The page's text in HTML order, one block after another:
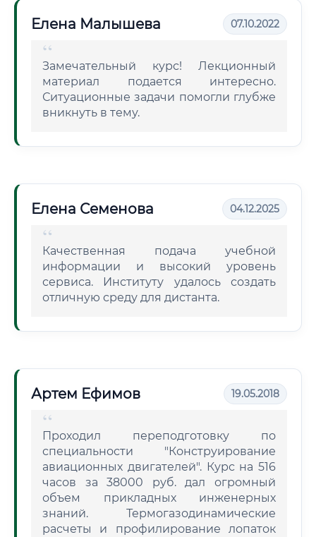
Елена Малышева 07.10.2022
Замечательный курс! Лекционный
материал подается интересно.
Ситуационные задачи помогли глубже
вникнуть в тему.
Елена Семенова 04.12.2025
Качественная подача учебной
информации и высокий уровень
сервиса. Институту удалось создать
отличную среду для дистанта.
Артем Ефимов 19.05.2018
Проходил переподготовку по
специальности "Конструирование
авиационных двигателей". Курс на 516
часов за 38000 руб. дал огромный
объем прикладных инженерных
знаний. Термогазодинамические
расчеты и профилирование лопаток